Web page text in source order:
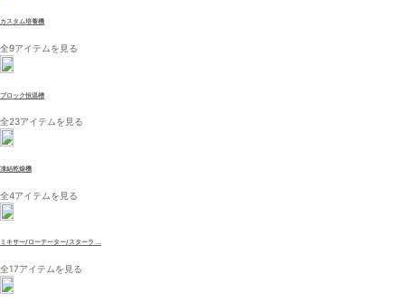
カスタム培養機
全9アイテムを見る
ブロック恒温槽
全23アイテムを見る
凍結乾燥機
全4アイテムを見る
ミキサー/ローテーター/スターラ ...
全17アイテムを見る